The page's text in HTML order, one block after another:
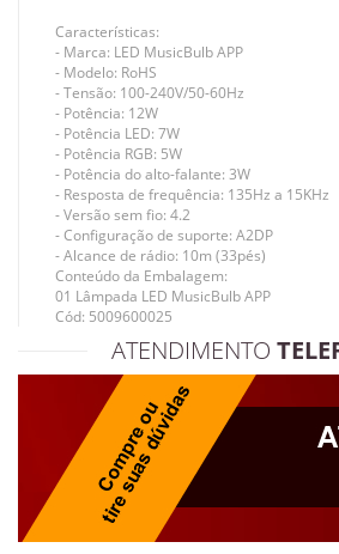
Características:
- Marca: LED MusicBulb APP
- Modelo: RoHS
- Tensão: 100-240V/50-60Hz
- Potência: 12W
- Potência LED: 7W
- Potência RGB: 5W
- Potência do alto-falante: 3W
- Resposta de frequência: 135Hz a 15KHz
- Versão sem fio: 4.2
- Configuração de suporte: A2DP
- Alcance de rádio: 10m (33pés)
Conteúdo da Embalagem:
01 Lâmpada LED MusicBulb APP
Cód: 5009600025
ATENDIMENTO